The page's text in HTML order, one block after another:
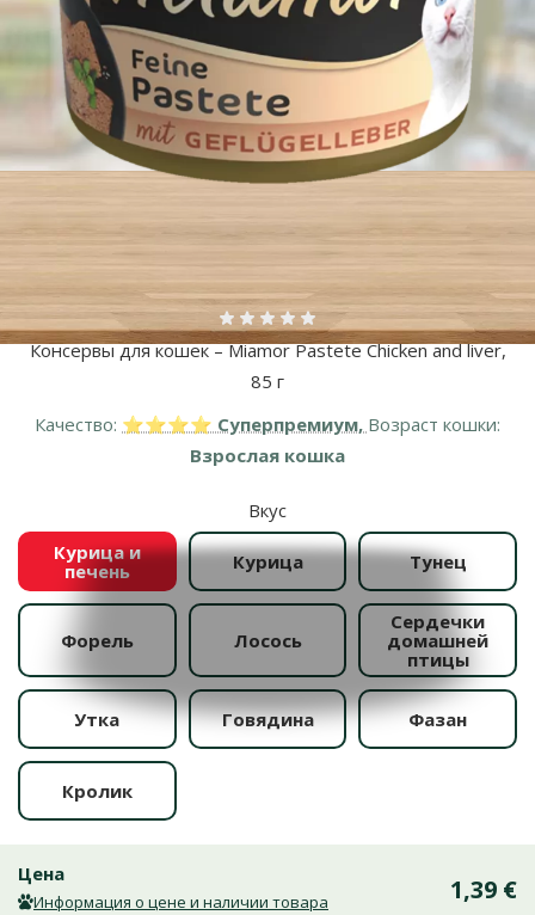
Консервы для кошек – Miamor Pastete Chicken and liver,
85 г
Оценка 0%
Качество: ⭐⭐⭐⭐ Суперпремиум, Возраст кошки:
Взрослая кошка
Вкус
Курица и
печень
Курица Тунец
Форель Лосось
Сердечки
домашней
птицы
Утка Говядина Фазан
Кролик
Цена
Информация о цене и наличии товара 1,39 €